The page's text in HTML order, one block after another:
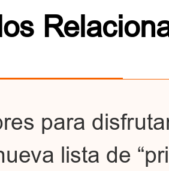
para
lista de